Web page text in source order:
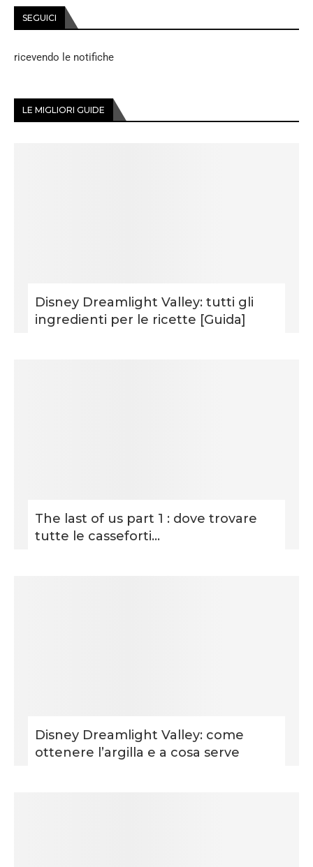
SEGUICI
ricevendo le notifiche
LE MIGLIORI GUIDE
Disney Dreamlight Valley: tutti gli
ingredienti per le ricette [Guida]
The last of us part 1 : dove trovare
tutte le casseforti...
Disney Dreamlight Valley: come
ottenere l’argilla e a cosa serve